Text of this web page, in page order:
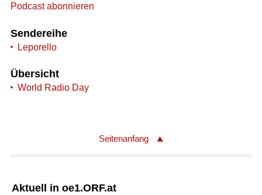
Podcast abonnieren
Sendereihe
Leporello
Übersicht
World Radio Day
Seitenanfang
Aktuell in oe1.ORF.at